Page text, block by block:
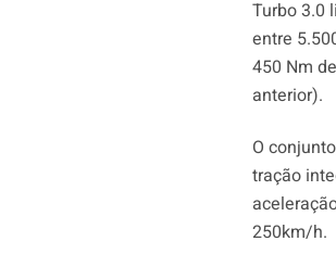
Turbo 3.0
entre
450 Nm
anterior).
O
tração
250km/h.